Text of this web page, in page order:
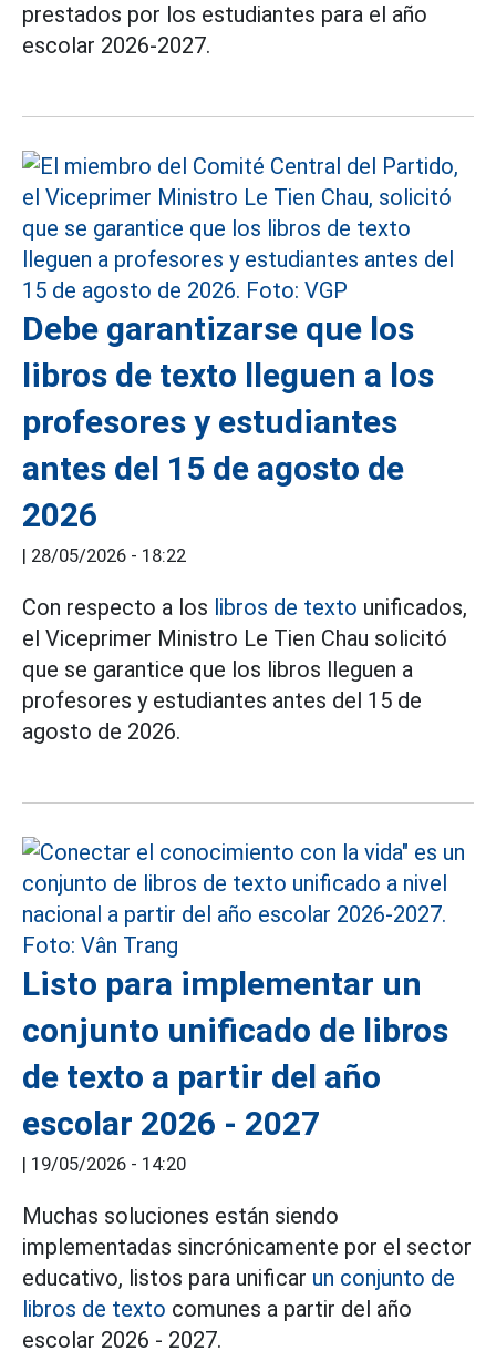
prestados por los estudiantes para el año
escolar 2026-2027.
Debe garantizarse que los
libros de texto lleguen a los
profesores y estudiantes
antes del 15 de agosto de
2026
| 28/05/2026 - 18:22
Con respecto a los libros de texto unificados,
el Viceprimer Ministro Le Tien Chau solicitó
que se garantice que los libros lleguen a
profesores y estudiantes antes del 15 de
agosto de 2026.
Listo para implementar un
conjunto unificado de libros
de texto a partir del año
escolar 2026 - 2027
| 19/05/2026 - 14:20
Muchas soluciones están siendo
implementadas sincrónicamente por el sector
educativo, listos para unificar un conjunto de
libros de texto comunes a partir del año
escolar 2026 - 2027.